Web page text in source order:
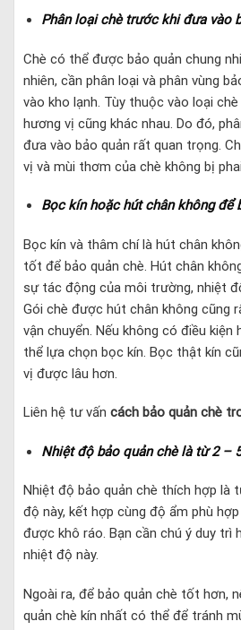
Phân loại chè trước khi đưa vào
Chè có thể được bảo quản chung
nhiên, cần phân loại và phân vùng
vào kho lạnh. Tùy thuộc vào loại
hương vị cũng khác nhau. Do đó,
đưa vào bảo quản rất quan trọng.
vị và mùi thơm của chè không bị
Bọc kín hoặc hút chân không để
Bọc kín và thâm chí là hút chân
tốt để bảo quản chè. Hút chân
sự tác động của môi trường, nhiệt
Gói chè được hút chân không cũng
vận chuyển. Nếu không có điều
thể lựa chọn bọc kín. Bọc thật kín
vị được lâu hơn.
Liên hệ tư vấn cách bảo quản chè
Nhiệt độ bảo quản chè là từ 2 –
Nhiệt độ bảo quản chè thích hợp là
độ này, kết hợp cùng độ ẩm phù
được khô ráo. Bạn cần chú ý duy trì
nhiệt độ này.
Ngoài ra, để bảo quản chè tốt hơn,
quản chè kín nhất có thể để tránh